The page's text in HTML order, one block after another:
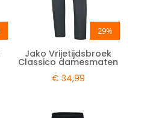
29%
Jako Vrijetijdsbroek
Classico damesmaten
€ 34,99